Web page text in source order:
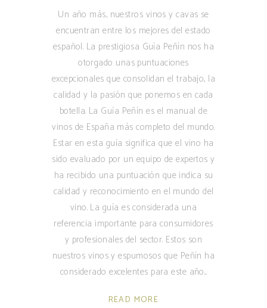
Un año más, nuestros vinos y cavas se
encuentran entre los mejores del estado
español. La prestigiosa Guía Peñín nos ha
otorgado unas puntuaciones
excepcionales que consolidan el trabajo, la
calidad y la pasión que ponemos en cada
botella. La Guía Peñín es el manual de
vinos de España más completo del mundo.
Estar en esta guía significa que el vino ha
sido evaluado por un equipo de expertos y
ha recibido una puntuación que indica su
calidad y reconocimiento en el mundo del
vino. La guía es considerada una
referencia importante para consumidores
y profesionales del sector. Estos son
nuestros vinos y espumosos que Peñín ha
considerado excelentes para este año
READ MORE